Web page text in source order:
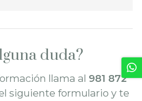
duda?
llama al 981 872
siguiente formulario y te